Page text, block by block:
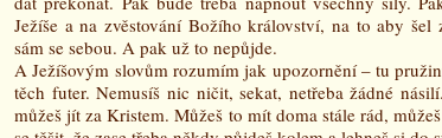
Ježíše a na zvěstování Božího království, na to aby
sám se sebou. A pak už to nepůjde.
A Ježíšovým slovům rozumím jak upozornění – tu
těch futer. Nemusíš nic ničit, sekat, netřeba žádné
můžeš jít za Kristem. Můžeš to mít doma stále rád,